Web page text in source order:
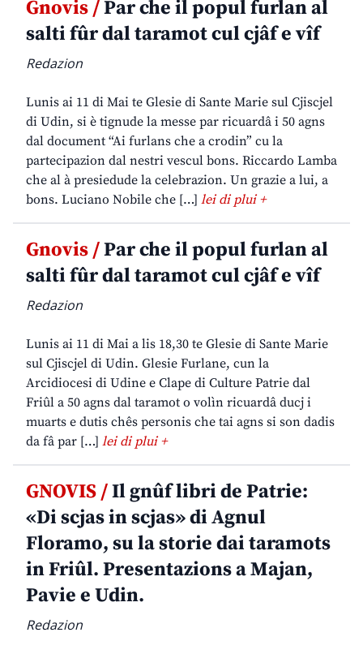
Gnovis /Par che il popul furlan al
salti fûr dal taramot cul cjâf e vîf
Redazion
Lunis ai 11 di Mai te Glesie di Sante Marie sul Cjiscjel
di Udin, si è tignude la messe par ricuardâ i 50 agns
dal document “Ai furlans che a crodin” cu la
partecipazion dal nestri vescul bons. Riccardo Lamba
che al à presiedude la celebrazion. Un grazie a lui, a
bons. Luciano Nobile che […] lei di plui +
Gnovis /Par che il popul furlan al
salti fûr dal taramot cul cjâf e vîf
Redazion
Lunis ai 11 di Mai a lis 18,30 te Glesie di Sante Marie
sul Cjiscjel di Udin. Glesie Furlane, cun la
Arcidiocesi di Udine e Clape di Culture Patrie dal
Friûl a 50 agns dal taramot o volìn ricuardâ ducj i
muarts e dutis chês personis che tai agns si son dadis
da fâ par […] lei di plui +
GNOVIS /Il gnûf libri de Patrie:
«Di scjas in scjas» di Agnul
Floramo, su la storie dai taramots
in Friûl. Presentazions a Majan,
Pavie e Udin.
Redazion